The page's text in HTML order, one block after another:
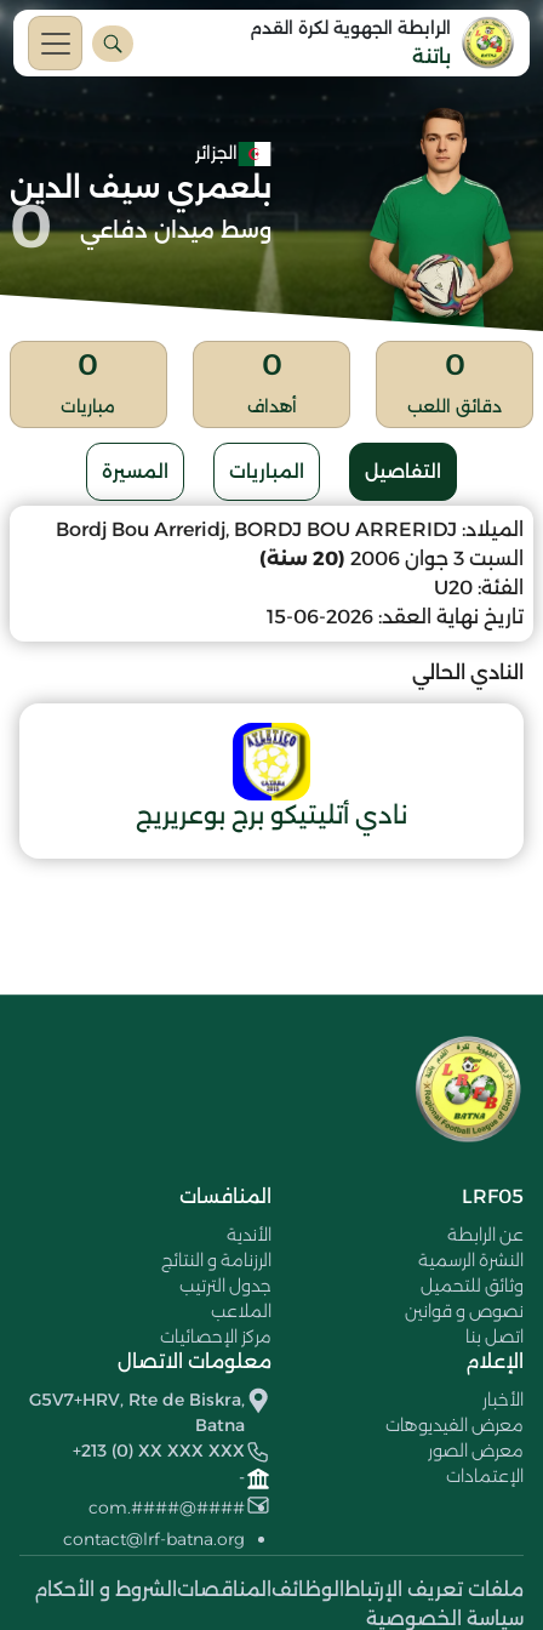
الرابطة الجهوية لكرة القدم
باتنة
الجزائر
بلعمري سيف الدين
وسط ميدان دفاعي 0
0
دقائق اللعب
0
أهداف
0
مباريات
التفاصيل المباريات المسيرة
الميلاد: Bordj Bou Arreridj, BORDJ BOU ARRERIDJ
السبت 3 جوان 2006
(20 سنة)
الفئة: U20
تاريخ نهاية العقد: 2026-06-15
النادي الحالي
نادي أتليتيكو برج بوعريريج
LRF05
عن الرابطة
النشرة الرسمية
وثائق للتحميل
نصوص و قوانين
اتصل بنا
المنافسات
الأندية
الرزنامة و النتائج
جدول الترتيب
الملاعب
مركز الإحصائيات
الإعلام
الأخبار
معرض الفيديوهات
معرض الصور
الإعتمادات
معلومات الاتصال
G5V7+HRV, Rte de Biskra,
Batna
+213 (0) XX XXX XXX
-
####@####.com
contact@lrf-batna.org
ملفات تعريف الإرتباط الوظائف المناقصات الشروط و الأحكام
سياسة الخصوصية